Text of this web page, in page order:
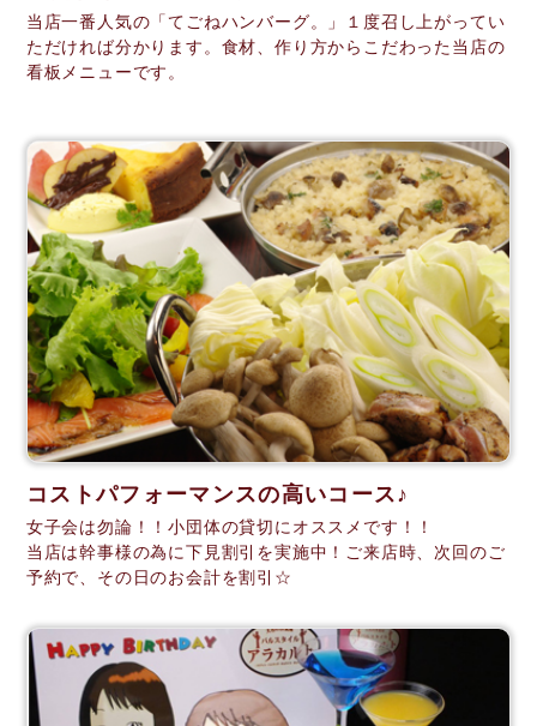
当店一番人気の「てごねハンバーグ。」１度召し上がってい
ただければ分かります。食材、作り方からこだわった当店の
看板メニューです。
コストパフォーマンスの高いコース♪
女子会は勿論！！小団体の貸切にオススメです！！
当店は幹事様の為に下見割引を実施中！ご来店時、次回のご
予約で、その日のお会計を割引☆